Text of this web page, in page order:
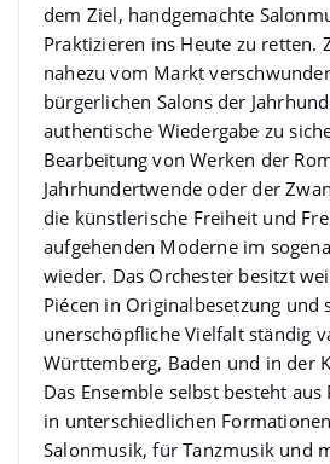
dem Ziel, handgemachte
Praktizieren ins Heute zu retten.
nahezu vom Markt
bürgerlichen Salons der
authentische Wiedergabe zu
Bearbeitung von Werken der
Jahrhundertwende oder der
die künstlerische Freiheit und
aufgehenden Moderne im
wieder. Das Orchester besitzt
Piécen in Originalbesetzung und
unerschöpfliche Vielfalt ständig
Württemberg, Baden und in der
Das Ensemble selbst besteht
in unterschiedlichen
Salonmusik, für Tanzmusik und